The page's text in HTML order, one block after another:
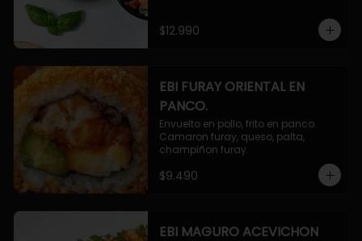
$12.990
EBI FURAY ORIENTAL EN
PANCO.
Envuelto en pollo, frito en panco.
Camaron furay, queso, palta,
champiñon furay.
$9.490
EBI MAGURO ACEVICHON